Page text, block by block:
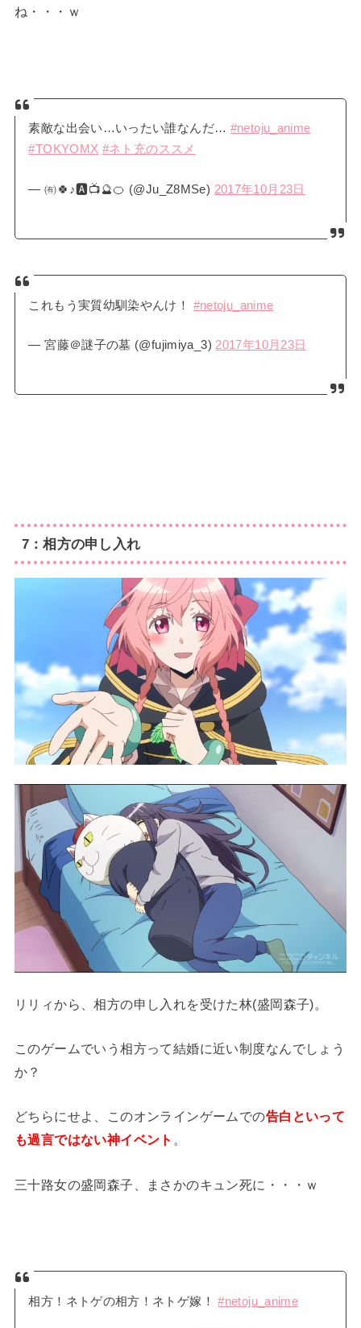
ね・・・ｗ
素敵な出会い…いったい誰なんだ… #netoju_anime
#TOKYOMX #ネト充のススメ
— ㈲🍀♪🅰📺🔮🍊 (@Ju_Z8MSe) 2017年10月23日
これもう実質幼馴染やんけ！ #netoju_anime
— 宮藤＠謎子の墓 (@fujimiya_3)2017年10月23日
7：相方の申し入れ
リリィから、相方の申し入れを受けた林(盛岡森子)。
このゲームでいう相方って結婚に近い制度なんでしょう
か？
どちらにせよ、このオンラインゲームでの告白といって
も過言ではない神イベント 。
三十路女の盛岡森子、まさかのキュン死に・・・ｗ
相方！ネトゲの相方！ネトゲ嫁！#netoju_anime